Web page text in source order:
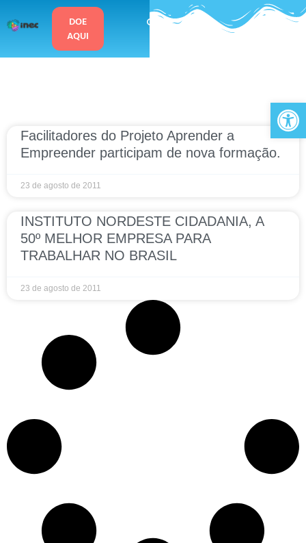
DOE
AQUI
Facilitadores do Projeto Aprender a
Empreender participam de nova formação.
23 de agosto de 2011
INSTITUTO NORDESTE CIDADANIA, A
50º MELHOR EMPRESA PARA
TRABALHAR NO BRASIL
23 de agosto de 2011